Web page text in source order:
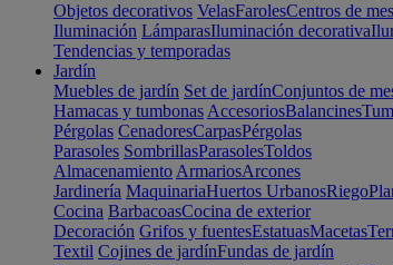
Objetos decorativos VelasFarolesCentros de
Iluminación LámparasIluminación decorativa
Tendencias y temporadas
Jardín
Muebles de jardín Set de jardínConjuntos de
Hamacas y tumbonas AccesoriosBalancines
Pérgolas CenadoresCarpasPérgolas
Parasoles SombrillasParasolesToldos
Almacenamiento ArmariosArcones
Jardinería MaquinariaHuertos UrbanosRiego
Cocina BarbacoasCocina de exterior
Decoración Grifos y fuentesEstatuasMacetas
Textil Cojines de jardínFundas de jardín